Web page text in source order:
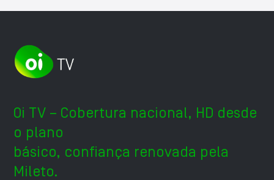
Oi TV – Cobertura nacional, HD desde
o plano
básico, confiança renovada pela
Mileto.